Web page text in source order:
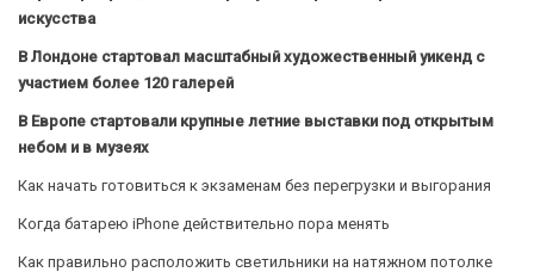
искусства
В Лондоне стартовал масштабный художественный уикенд с
участием более 120 галерей
В Европе стартовали крупные летние выставки под открытым
небом и в музеях
Как начать готовиться к экзаменам без перегрузки и выгорания
Когда батарею iPhone действительно пора менять
Как правильно расположить светильники на натяжном потолке